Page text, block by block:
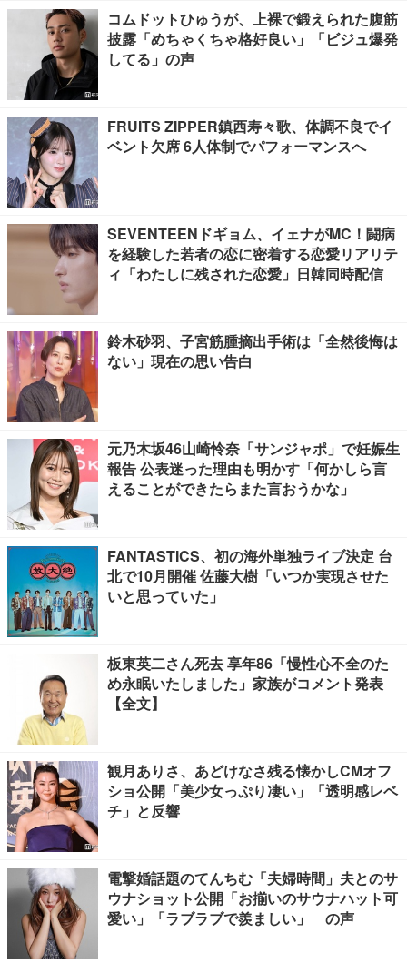
コムドットひゅうが、上裸で鍛えられた腹筋
披露「めちゃくちゃ格好良い」「ビジュ爆発
してる」の声
FRUITS ZIPPER鎮西寿々歌、体調不良でイ
ベント欠席 6人体制でパフォーマンスへ
SEVENTEENドギョム、イェナがMC！闘病
を経験した若者の恋に密着する恋愛リアリテ
ィ「わたしに残された恋愛」日韓同時配信
鈴木砂羽、子宮筋腫摘出手術は「全然後悔は
ない」現在の思い告白
元乃木坂46山崎怜奈「サンジャポ」で妊娠生
報告 公表迷った理由も明かす「何かしら言
えることができたらまた言おうかな」
FANTASTICS、初の海外単独ライブ決定 台
北で10月開催 佐藤大樹「いつか実現させた
いと思っていた」
板東英二さん死去 享年86「慢性心不全のた
め永眠いたしました」家族がコメント発表
【全文】
観月ありさ、あどけなさ残る懐かしCMオフ
ショ公開「美少女っぷり凄い」「透明感レベ
チ」と反響
電撃婚話題のてんちむ「夫婦時間」夫とのサ
ウナショット公開「お揃いのサウナハット可
愛い」「ラブラブで羨ましい」 の声